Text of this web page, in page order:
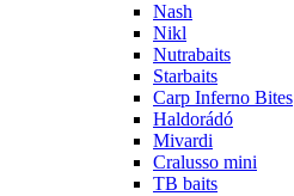
Nash
Nikl
Nutrabaits
Starbaits
Carp Inferno Bites
Haldorádó
Mivardi
Cralusso mini
TB baits